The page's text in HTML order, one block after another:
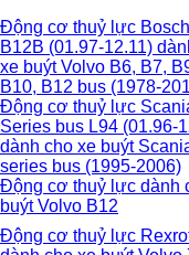
Động cơ thuỷ lực Bosch
B12B (01.97-12.11)
xe buýt Volvo B6, B7,
B10, B12 bus (1978-
Động cơ thuỷ lực
Series bus L94 (01.96-
dành cho xe buýt
series bus (1995-2006)
Động cơ thuỷ lực dành
buýt Volvo B12
Động cơ thuỷ lực